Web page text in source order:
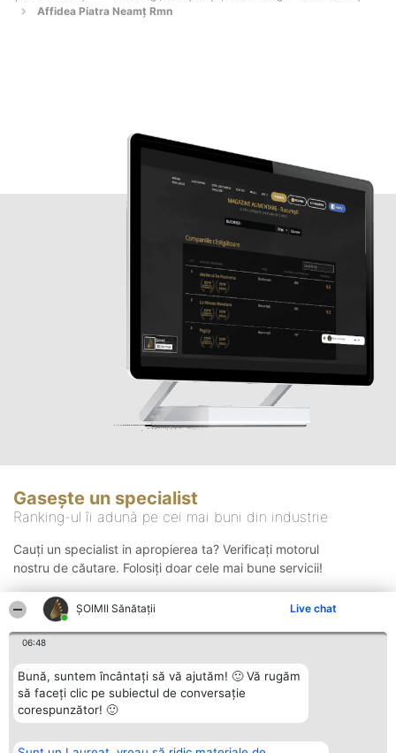
ŞOIMII Sănătații Live chat
06:48
Bună, suntem încântați să vă ajutăm! 🙂 Vă rugăm
să faceți clic pe subiectul de conversație
corespunzător! 🙂
Affidea Piatra Neamț Rmn
Gasește un specialist
Ranking-ul îi adună pe cei mai buni din industrie
Cauți un specialist in apropierea ta? Verificați motorul
nostru de căutare. Folosiți doar cele mai bune servicii!